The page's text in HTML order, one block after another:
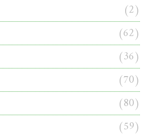
(2)
(62)
(36)
(70)
(80)
(59)